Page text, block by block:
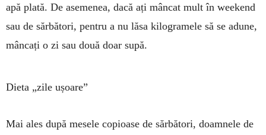
apă plată. De asemenea, dacă ați mâncat mult în week­end
sau de sărbători, pentru a nu lăsa kilogramele să se adune,
mâncați o zi sau două doar supă.
Dieta „zile ușoare”
Mai ales după mesele copioase de sărbători, doamnele de